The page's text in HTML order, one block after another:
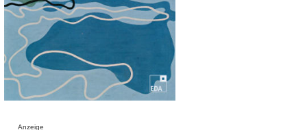
Anzeige